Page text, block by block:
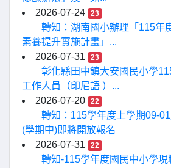
2026-07-24
23
轉知：湖南國小辦理「115年
素養提升實施計畫」...
2026-07-31
23
彰化縣田中鎮大安國民小學
工作人員（印尼語 ）...
2026-07-20
22
轉知：115學年度上學期09-
(學期中)即將開放報名
2026-07-31
22
轉知-115學年度國民中小學